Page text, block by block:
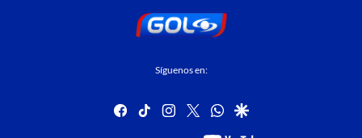
Síguenos en:
facebook
tiktok instagram
twitterwhatsapp
google